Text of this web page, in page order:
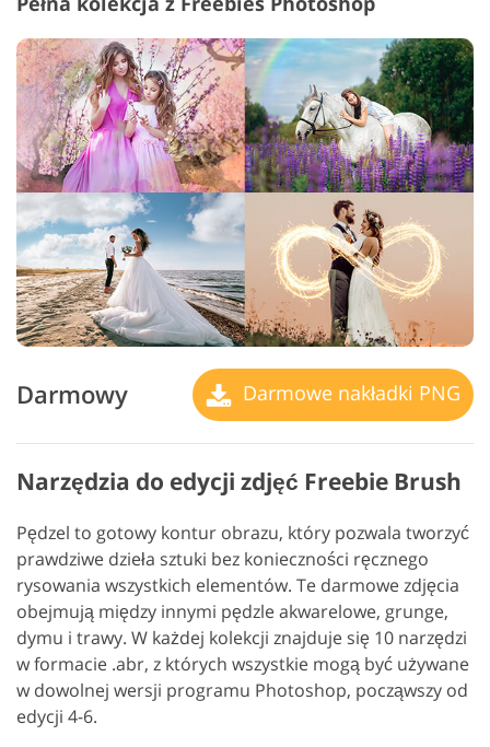
Darmowy Darmowe nakładki PNG
Narzędzia do edycji zdjęć Freebie Brush
Pędzel to gotowy kontur obrazu, który pozwala tworzyć
prawdziwe dzieła sztuki bez konieczności ręcznego
rysowania wszystkich elementów. Te darmowe zdjęcia
obejmują między innymi pędzle akwarelowe, grunge,
dymu i trawy. W każdej kolekcji znajduje się 10 narzędzi
w formacie .abr, z których wszystkie mogą być używane
w dowolnej wersji programu Photoshop, począwszy od
edycji 4-6.